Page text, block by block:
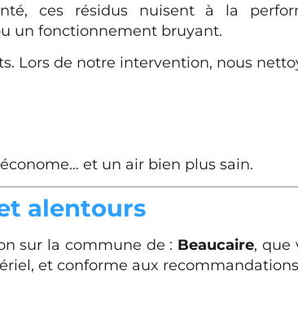
ces résidus nuisent à la
un fonctionnement bruyant.
Lors de notre intervention, nous
et un air bien plus sain.
alentours
sur la commune de : Beaucaire, que
et conforme aux